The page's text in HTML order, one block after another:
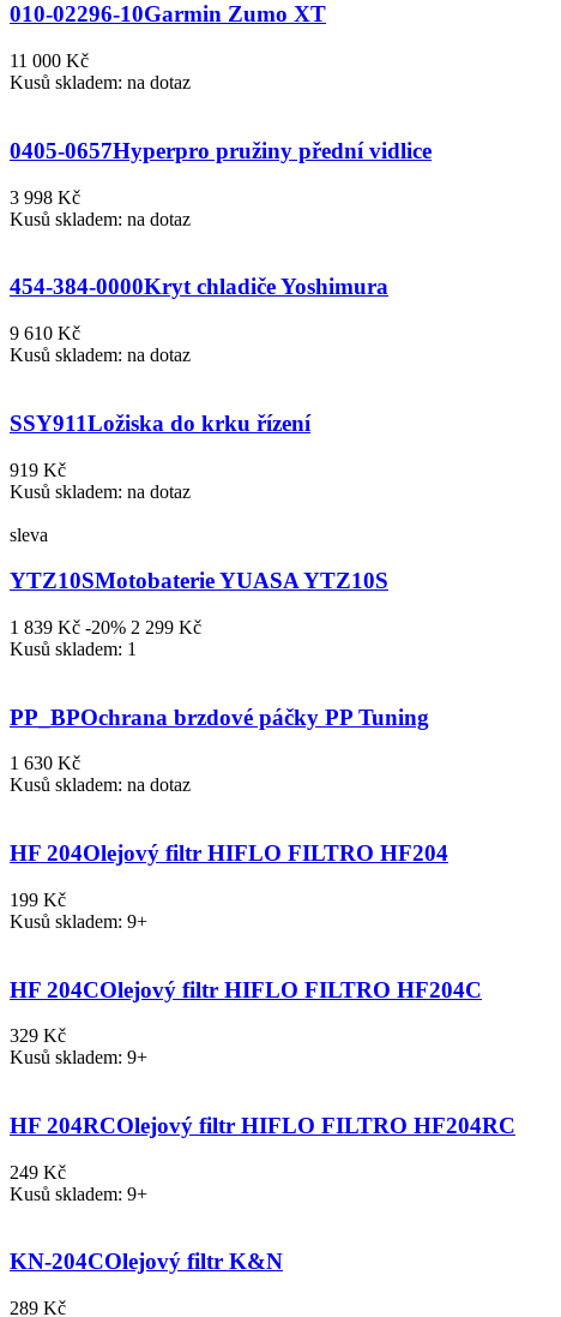
010-02296-10Garmin Zumo XT
11 000 Kč
Kusů skladem: na dotaz
0405-0657Hyperpro pružiny přední vidlice
3 998 Kč
Kusů skladem: na dotaz
454-384-0000Kryt chladiče Yoshimura
9 610 Kč
Kusů skladem: na dotaz
SSY911Ložiska do krku řízení
919 Kč
Kusů skladem: na dotaz
sleva
YTZ10SMotobaterie YUASA YTZ10S
1 839 Kč -20% 2 299 Kč
Kusů skladem: 1
PP_BPOchrana brzdové páčky PP Tuning
1 630 Kč
Kusů skladem: na dotaz
HF 204Olejový filtr HIFLO FILTRO HF204
199 Kč
Kusů skladem: 9+
HF 204COlejový filtr HIFLO FILTRO HF204C
329 Kč
Kusů skladem: 9+
HF 204RCOlejový filtr HIFLO FILTRO HF204RC
249 Kč
Kusů skladem: 9+
KN-204COlejový filtr K&N
289 Kč